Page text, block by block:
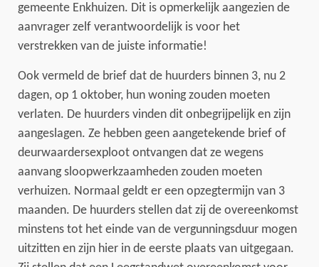
gemeente Enkhuizen. Dit is opmerkelijk aangezien de
aanvrager zelf verantwoordelijk is voor het
verstrekken van de juiste informatie!
Ook vermeld de brief dat de huurders binnen 3, nu 2
dagen, op 1 oktober, hun woning zouden moeten
verlaten. De huurders vinden dit onbegrijpelijk en zijn
aangeslagen. Ze hebben geen aangetekende brief of
deurwaardersexploot ontvangen dat ze wegens
aanvang sloopwerkzaamheden zouden moeten
verhuizen. Normaal geldt er een opzegtermijn van 3
maanden. De huurders stellen dat zij de overeenkomst
minstens tot het einde van de vergunningsduur mogen
uitzitten en zijn hier in de eerste plaats van uitgegaan.